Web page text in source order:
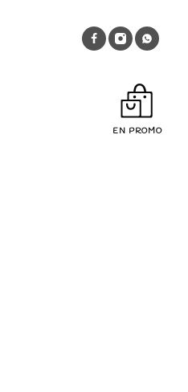
EN PROMO